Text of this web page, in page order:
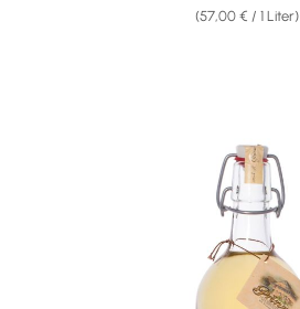
(57,00 € / 1 Liter)